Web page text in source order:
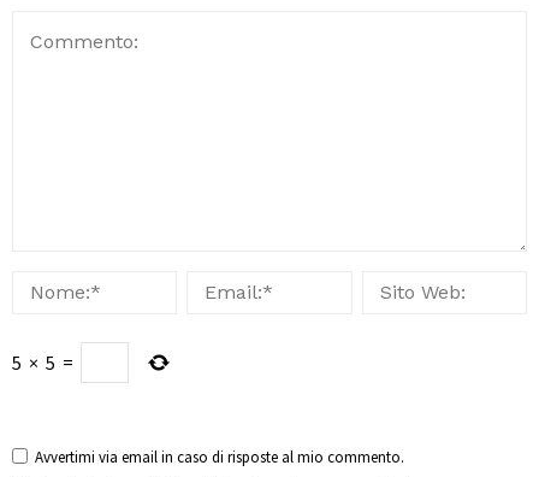
5 × 5 =
Avvertimi via email in caso di risposte al mio commento.